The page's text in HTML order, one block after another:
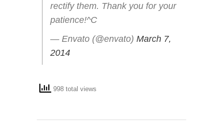
rectify them. Thank you for your
patience!^C
— Envato (@envato) March 7,
2014
998 total views